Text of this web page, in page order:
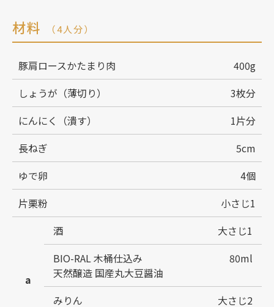
材料 （4人分）
豚肩ロースかたまり肉
400g
しょうが（薄切り）
3枚分
にんにく（潰す）
1片分
長ねぎ
5cm
ゆで卵
4個
片栗粉
小さじ1
a
酒
大さじ1
BIO-RAL 木桶仕込み
天然醸造 国産丸大豆醤油
80ml
みりん 大さじ2